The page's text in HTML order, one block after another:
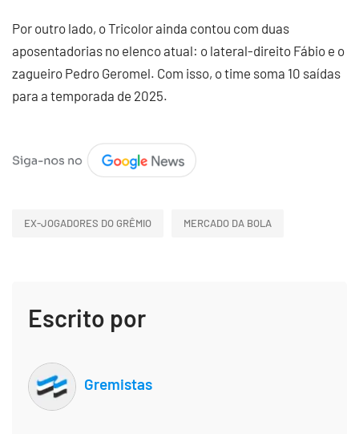
Por outro lado, o Tricolor ainda contou com duas
aposentadorias no elenco atual: o lateral-direito Fábio e o
zagueiro Pedro Geromel. Com isso, o time soma 10 saídas
para a temporada de 2025.
EX-JOGADORES DO GRÊMIO MERCADO DA BOLA
Escrito por
Gremistas